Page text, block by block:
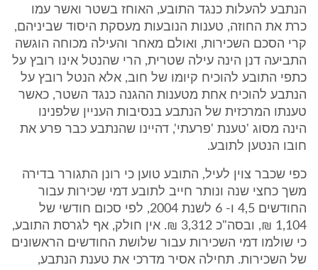
הנתבע להעלות כנגד התובע, האוחז בשטר ואשר עמו
כרת את החוזה, טענות הנובעות מעסקת היסוד שביניהם,
קרי הסכם השכירות, ואולם מאחר והעילה מכוחה הוגשה
התביעה דנן הינה עילה שטרית, הרי שהנטל אינו רובץ על
כתפי התובע להוכיח קיומו של חוב, אלא הנטל רובץ על
הנתבע להוכיח אחת מטענות ההגנה כנגד השטר, כאשר
טענתו המרכזית של הנתבע בנסיבות העניין שלפנינו
הינה מסוג 'טענת 'פרעתי', דהיינו שהנתבע כבר פרע את
חובו הנטען לתובע.
כפי שכבר צוין לעיל, התובע טוען כי רונן התגורר בדירה
משך כחצי שנה ונותר חייב לתובע דמי שכירות עבור
החודשים 4,5 ו- 6 לשנת 2004, לפי סכום חודשי של
1,104 ₪, ובסה"כ 3,312 ₪. אין חולק, אף לגרסת התובע,
כי שולמו דמי השכירות עבור שלושת החודשים הראשונים
של השכירות. תחילה אסיר מדרכי את טענת הנתבע,